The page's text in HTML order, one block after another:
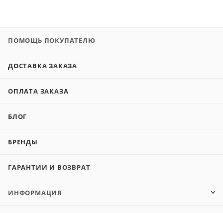
ПОМОЩЬ ПОКУПАТЕЛЮ
ДОСТАВКА ЗАКАЗА
ОПЛАТА ЗАКАЗА
БЛОГ
БРЕНДЫ
ГАРАНТИИ И ВОЗВРАТ
ИНФОРМАЦИЯ